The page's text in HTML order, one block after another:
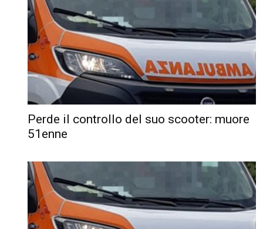
Perde il controllo del suo scooter: muore
51enne